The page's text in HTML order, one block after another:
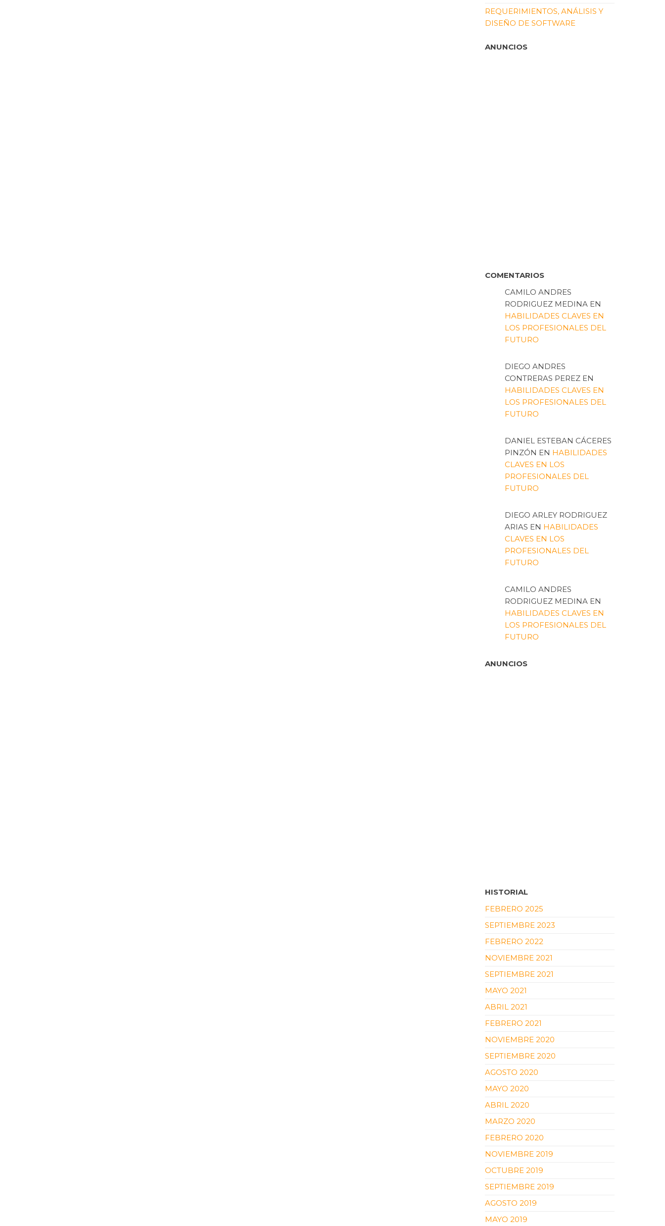
REQUERIMIENTOS, ANÁLISIS Y
DISEÑO DE SOFTWARE
ANUNCIOS
COMENTARIOS
CAMILO ANDRES
RODRIGUEZ MEDINAEN
HABILIDADES CLAVES EN
LOS PROFESIONALES DEL
FUTURO
DIEGO ANDRES
CONTRERAS PEREZEN
HABILIDADES CLAVES EN
LOS PROFESIONALES DEL
FUTURO
DANIEL ESTEBAN CÁCERES
PINZÓN EN HABILIDADES
CLAVES EN LOS
PROFESIONALES DEL
FUTURO
DIEGO ARLEY RODRIGUEZ
ARIAS EN HABILIDADES
CLAVES EN LOS
PROFESIONALES DEL
FUTURO
CAMILO ANDRES
RODRIGUEZ MEDINAEN
HABILIDADES CLAVES EN
LOS PROFESIONALES DEL
FUTURO
ANUNCIOS
HISTORIAL
FEBRERO 2025
SEPTIEMBRE 2023
FEBRERO 2022
NOVIEMBRE 2021
SEPTIEMBRE 2021
MAYO 2021
ABRIL 2021
FEBRERO 2021
NOVIEMBRE 2020
SEPTIEMBRE 2020
AGOSTO 2020
MAYO 2020
ABRIL 2020
MARZO 2020
FEBRERO 2020
NOVIEMBRE 2019
OCTUBRE 2019
SEPTIEMBRE 2019
AGOSTO 2019
MAYO 2019